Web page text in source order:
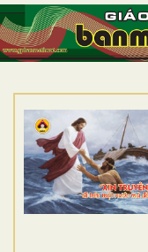
TRANG NHẤT
GIỚI THIỆU
DÒNG TU
BAN MỤC VỤ
ĐOÀN THỂ CG